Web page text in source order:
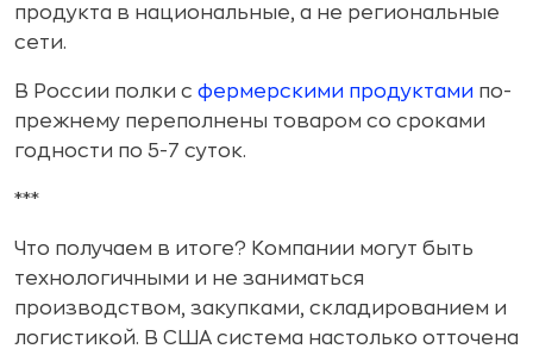
продукта в национальные, а не региональные
сети.
В России полки с фермерскими продуктами по-
прежнему переполнены товаром со сроками
годности по 5-7 суток.
***
Что получаем в итоге? Компании могут быть
технологичными и не заниматься
производством, закупками, складированием и
логистикой. В США система настолько отточена